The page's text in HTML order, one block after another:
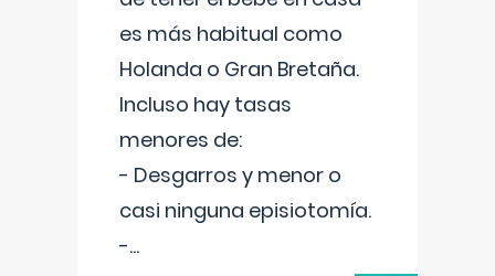
es más habitual como
Holanda o Gran Bretaña.
Incluso hay tasas
menores de:
- Desgarros y menor o
casi ninguna episiotomía.
-...